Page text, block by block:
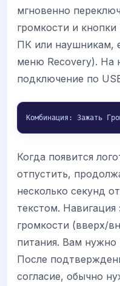
мгновенно
громкости и
ПК или наушникам,
меню Recovery). На
подключение по
Комбинация: Зажать
Когда появится
отпустить,
несколько секунд
текстом. Навигация
громкости (вверх/
питания. Вам нужно
После
согласие, обычно